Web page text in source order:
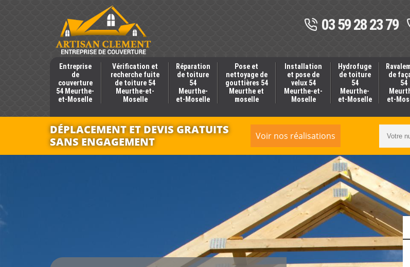
03 59 28 23 79
Entreprise
de
couverture
54 Meurthe-
et-Moselle
Vérification et
recherche fuite
de toiture 54
Meurthe-et-
Moselle
Réparation
de toiture
54
Meurthe-
et-Moselle
Pose et
nettoyage de
gouttières 54
Meurthe et
moselle
Installation
et pose de
velux 54
Meurthe-et-
Moselle
Hydrofuge
de toiture
54
Meurthe-
et-Moselle
de
54
et-
DÉPLACEMENT ET DEVIS GRATUITS
SANS ENGAGEMENT
Voir nos réalisations